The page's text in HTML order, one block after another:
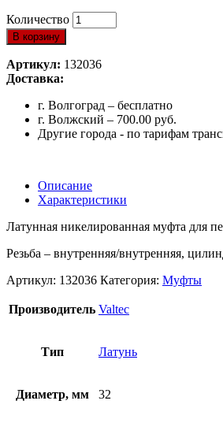
Количество
В корзину
Артикул: 132036
Доставка:
г. Волгоград – бесплатно
г. Волжский – 700.00 руб.
Другие города - по тарифам
Описание
Характеристики
Латунная никелированная муфта для
Резьба – внутренняя/внутренняя,
Артикул: 132036 Категория: Муфты
Производитель Valtec
Тип Латунь
Диаметр, мм 32